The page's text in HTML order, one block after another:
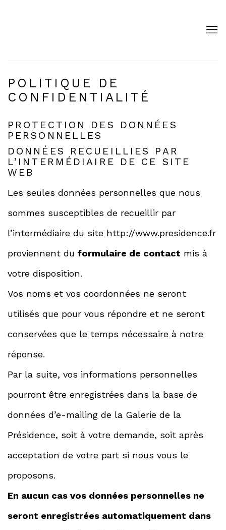
POLITIQUE DE
CONFIDENTIALITÉ
PROTECTION DES DONNÉES
PERSONNELLES
DONNÉES RECUEILLIES PAR
L’INTERMÉDIAIRE DE CE SITE
WEB
Les seules données personnelles que nous
sommes susceptibles de recueillir par
l’intermédiaire du site http://www.presidence.fr
proviennent du formulaire de contact mis à
votre disposition.
Vos noms et vos coordonnées ne seront
utilisés que pour vous répondre et ne seront
conservées que le temps nécessaire à notre
réponse.
Par la suite, vos informations personnelles
pourront être enregistrées dans la base de
données d’e-mailing de la Galerie de la
Présidence, soit à votre demande, soit après
acceptation de votre part si nous vous le
proposons.
En aucun cas vos données personnelles ne
seront enregistrées automatiquement dans